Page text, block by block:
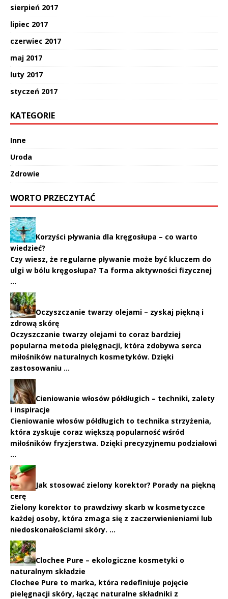
sierpień 2017
lipiec 2017
czerwiec 2017
maj 2017
luty 2017
styczeń 2017
KATEGORIE
Inne
Uroda
Zdrowie
WORTO PRZECZYTAĆ
Korzyści pływania dla kręgosłupa – co warto
wiedzieć?
Czy wiesz, że regularne pływanie może być kluczem do
ulgi w bólu kręgosłupa? Ta forma aktywności fizycznej
…
Oczyszczanie twarzy olejami – zyskaj piękną i
zdrową skórę
Oczyszczanie twarzy olejami to coraz bardziej
popularna metoda pielęgnacji, która zdobywa serca
miłośników naturalnych kosmetyków. Dzięki
zastosowaniu …
Cieniowanie włosów półdługich – techniki, zalety
i inspiracje
Cieniowanie włosów półdługich to technika strzyżenia,
która zyskuje coraz większą popularność wśród
miłośników fryzjerstwa. Dzięki precyzyjnemu podziałowi
…
Jak stosować zielony korektor? Porady na piękną
cerę
Zielony korektor to prawdziwy skarb w kosmetyczce
każdej osoby, która zmaga się z zaczerwienieniami lub
niedoskonałościami skóry. …
Clochee Pure – ekologiczne kosmetyki o
naturalnym składzie
Clochee Pure to marka, która redefiniuje pojęcie
pielęgnacji skóry, łącząc naturalne składniki z